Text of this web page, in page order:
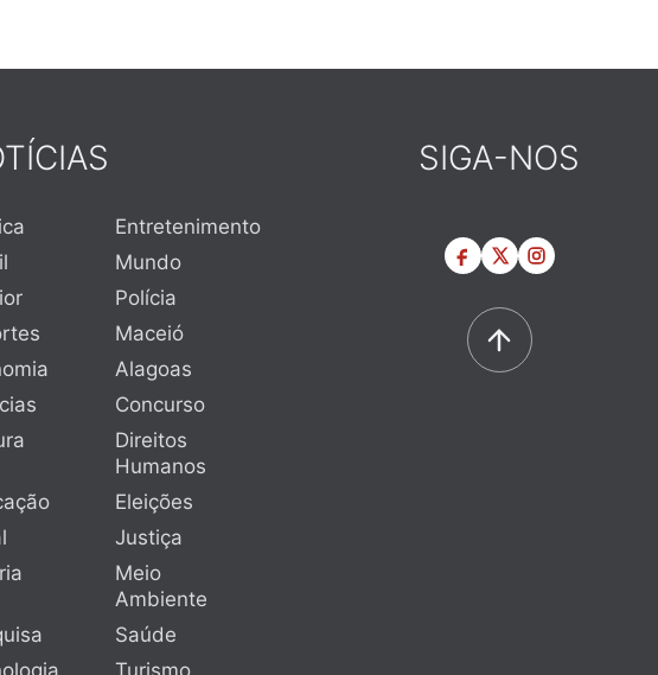
Entretenimento
Mundo
Polícia
Maceió
Alagoas
Concurso
Direitos
Humanos
Eleições
Justiça
Meio
Ambiente
Saúde
Turismo
SIGA-NOS